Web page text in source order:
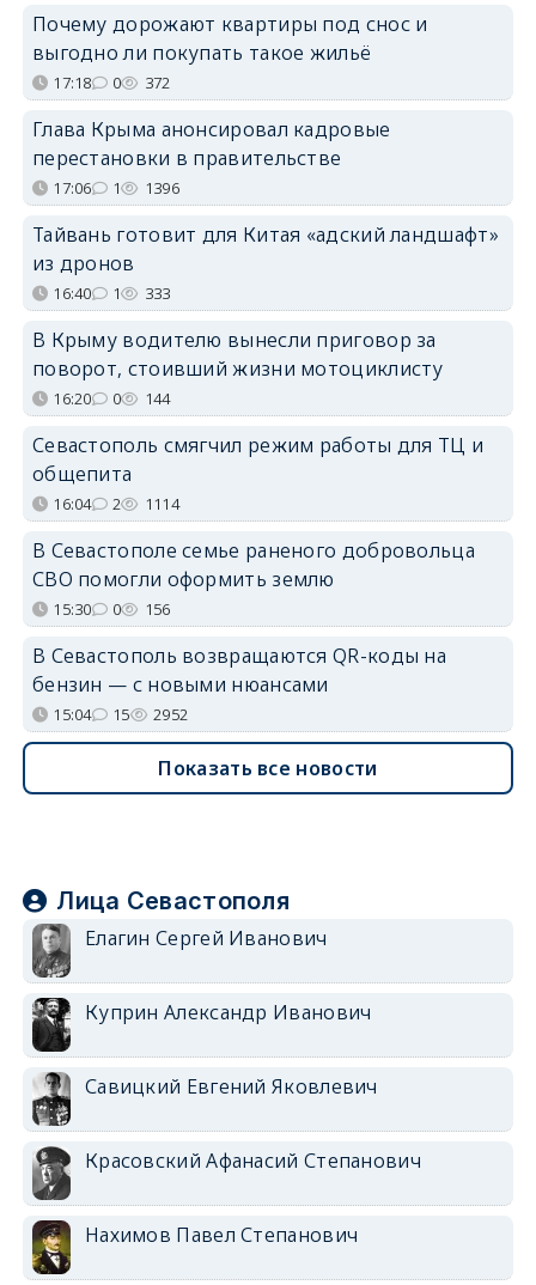
Почему дорожают квартиры под снос и
выгодно ли покупать такое жильё
17:18 0 372
Глава Крыма анонсировал кадровые
перестановки в правительстве
17:06 1 1396
Тайвань готовит для Китая «адский ландшафт»
из дронов
16:40 1 333
В Крыму водителю вынесли приговор за
поворот, стоивший жизни мотоциклисту
16:20 0 144
Севастополь смягчил режим работы для ТЦ и
общепита
16:04 2 1114
В Севастополе семье раненого добровольца
СВО помогли оформить землю
15:30 0 156
В Севастополь возвращаются QR-коды на
бензин — с новыми нюансами
15:04 15 2952
Показать все новости
Лица Севастополя
Елагин Сергей Иванович
Куприн Александр Иванович
Савицкий Евгений Яковлевич
Красовский Афанасий Степанович
Нахимов Павел Степанович